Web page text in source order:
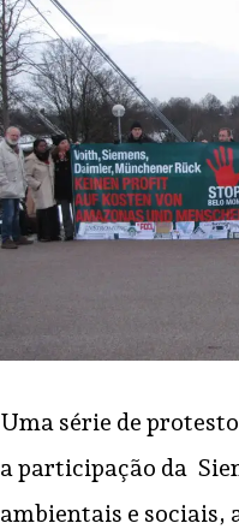
Uma série de
a participação da
ambientais e sociais,